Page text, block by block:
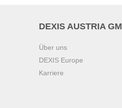
DEXIS AUSTRIA
Über uns
DEXIS Europe
Karriere